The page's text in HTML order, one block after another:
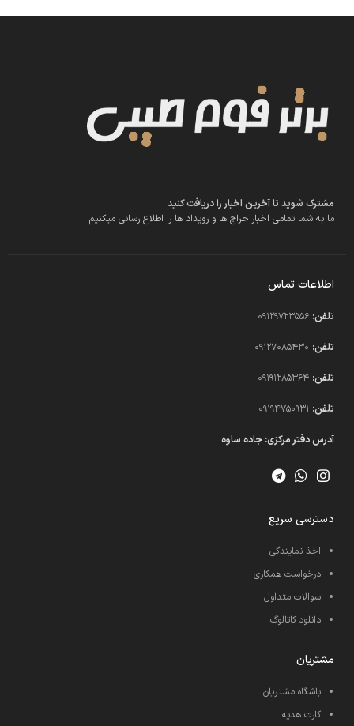
مشترک شوید تا آخرین اخبار را دریافت کنید
ما به شما تمامی اخبار حراج ها و رویداد ها را اطلاع رسانی میکنیم.
اطلاعات تماس
تلفن: 09129723556
تلفن:
تلفن: 09191285364
تلفن:
آدرس دفتر مرکزی: جاده ساوه
دسترسی سریع
اخذ نمایندگی
درخواست همکاری
سوالات متداول
دانلود کاتالوگ
مشتریان
باشگاه مشتریان
کارت هدیه